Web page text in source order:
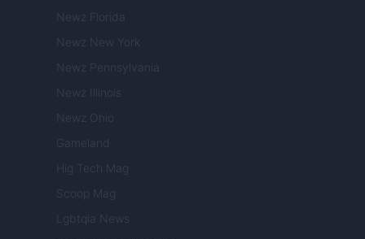
Newz Florida
Newz New York
Newz Pennsylvania
Newz Illinois
Newz Ohio
Gameland
Hig Tech Mag
Scoop Mag
Lgbtqia News